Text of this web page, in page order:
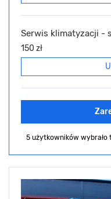
Serwis klimatyzacji -
150 zł
5 użytkowników